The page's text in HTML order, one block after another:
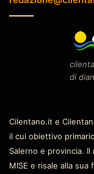
di
Cilentano.it e
il cui obiettivo
Salerno e provincia.
MISE e risale alla